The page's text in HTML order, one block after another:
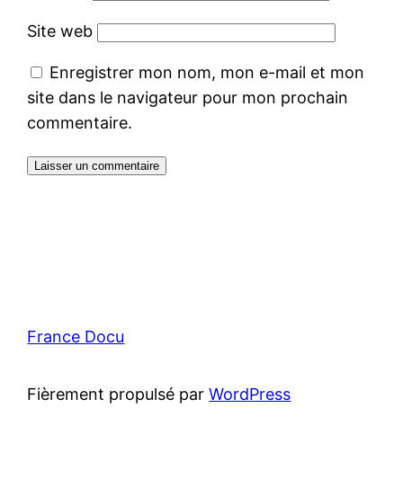
Site web
Enregistrer mon nom, mon e-mail et mon
site dans le navigateur pour mon prochain
commentaire.
France Docu
Fièrement propulsé parWordPress